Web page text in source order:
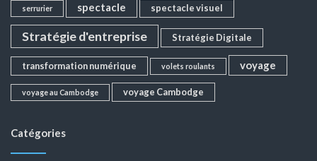
serrurier spectacle spectacle visuel
Stratégie d'entreprise Stratégie Digitale
transformation numérique volets roulants voyage
voyage au Cambodge voyage Cambodge
Catégories